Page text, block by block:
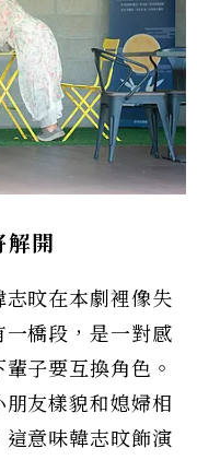
開
旼在本劇裡像失
橋段，是一對感
子要互換角色。
友樣貌和媳婦相
意味韓志旼飾演